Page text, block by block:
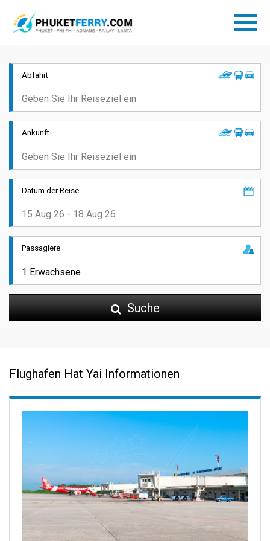
Abfahrt
Ankunft
Datum der Reise
Passagiere
Suche
Flughafen Hat Yai Informationen